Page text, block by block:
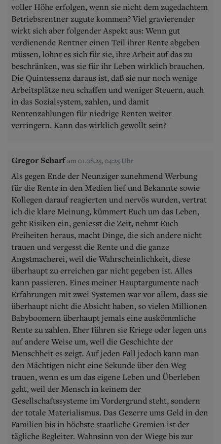
voller Höhe erfolgen, wenn sie nicht dem zugedachtem
Betriebsrentner zugute kommen? Viel gravierender
wirkt sich aber folgender Aspekt aus: Wenn gut
verdienende Rentner einen Teil ihrer Rente abgeben
müssen, lohnt es sich für sie, ihre Arbeit auf das zu
beschränken, was sie für ihr Leben wirklich brauchen.
Die Quintessenz daraus ist, daß sie nur noch wenige
Arbeitsplätze neu schaffen und weniger Steuern, auch
in das Sozialsystem, zahlen, und damit
Rentenzahlungen für niedrige Renten weiter
verringern. Kann das wirklich gewollt sein?
Gregor Scharf am 01.08.25, 04:25 Uhr
Als gegen Ende der Neunziger zunehmend Werbung
für die Rente in den Medien lief und Bekannte sowie
Kollegen darauf reagierten und nervös wurden, vertrat
ich die klare Meinung, kümmert Euch um das Leben,
geht Risiken ein, geniesst die Zeit, nehmt Euch
Freiheiten heraus, macht Dinge, die sich andere nicht
trauen und vergesst die Rente und die ganze
Angstmacherei, weil die Wahrscheinlichkeit, diese
überhaupt zu erreichen gar nicht gegeben ist. Alles
kann passieren. Eines meiner Hauptargumente nach
Erfahrungen mit zwei Systemen war vor allem, dass sie
überhaupt nicht die Absicht haben, so vielen Millionen
Babyboomern überhaupt jemals eine auskömmliche
Rente zu zahlen. Eher führen sie Kriege oder legen uns
auf andere Weise um, weil die Geschichte der
Menschheit es zeigt. Auf jeden Fall jedoch kann man
den Mächtigen nicht eine Sekunde über den Weg
trauen, wenn es um das eigene Leben und Überleben
geht, weil der Mensch in keinem der
Gesellschaftssysteme im Vordergrund steht, sondern
der totale Materialismus. Das Gezerre ums Geld in den
Familien bis in höchste staatliche Gremien ist der
tägliche Begleiter. Wahnsinn von der Wiege bis zur